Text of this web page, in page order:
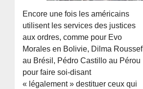
Encore une fois les américains
utilisent les services des justices
aux ordres, comme pour Evo
Morales en Bolivie, Dilma Roussef
au Brésil, Pédro Castillo au Pérou
pour faire soi-disant
« légalement » destituer ceux qui